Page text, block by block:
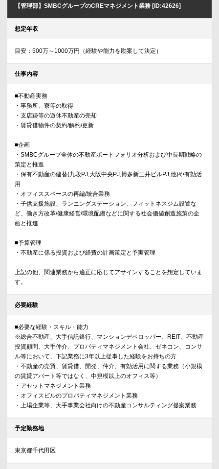
【管理部】SMBCグループのCREマネジメント業務 [ID:42626]
想定年収
目安：500万～1000万円（経験や能力を勘案して決定）
仕事内容
■不動産実務
・事務所、寮等の取得
・支店跡等の遊休不動産の売却
・賃貸借物件の契約/解約/更新
■企画
・SMBCグループ全体の不動産ポートフォリオ分析および中長期戦略の
策定と推進
・保有不動産の建替(九段PJ,大阪中央PJ,博多新三井ビルPJ,他)や有効活
用
・オフィススペースの再編/統合業務
・子供支援施設、ランニングステーション、フィットネスジム設置な
ど、働き方改革/健康経営/環境配慮などに関する社会価値創造施策の企
画と推進
■予算管理
・不動産に係る投資および経費の計画策定と予実管理
上記の他、関連業務から適正に応じてアサインすることを想定していま
す。
必要経験
■必要な経験・スキル・能力
※総合不動産、大手信託銀行、マンションデベロッパー、REIT、不動産
投資顧問、大手仲介、プロパティマネジメント会社、ゼネコン、コンサ
ル等において、下記業務に3年以上従事した経験をお持ちの方
・不動産の売買、賃貸借、開発、仲介、有効活用に関する業務（小規模
の賃貸アパート等ではなく、中規模以上のオフィス等）
・アセットマネジメント業務
・オフィスビルのプロパティマネジメント業務
・上場企業等、大手事業会社向けの不動産コンサルティング提案業務
予定勤務地
東京都千代田区